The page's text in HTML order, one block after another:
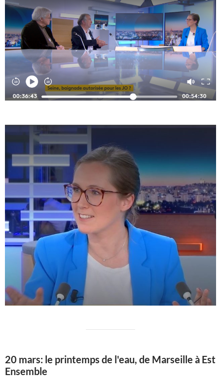
20 mars: le printemps de l'eau, de Marseille à Est
Ensemble